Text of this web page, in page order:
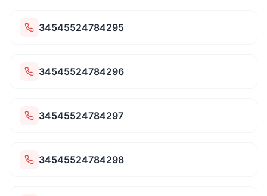
34545524784295
34545524784296
34545524784297
34545524784298